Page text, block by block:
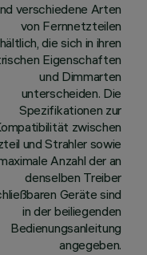
verschiedene Arten
von Fernnetzteilen
die sich in ihren
Eigenschaften
und Dimmarten
unterscheiden. Die
Spezifikationen zur
zwischen
und Strahler sowie
Anzahl der an
denselben Treiber
Geräte sind
in der beiliegenden
Bedienungsanleitung
angegeben.